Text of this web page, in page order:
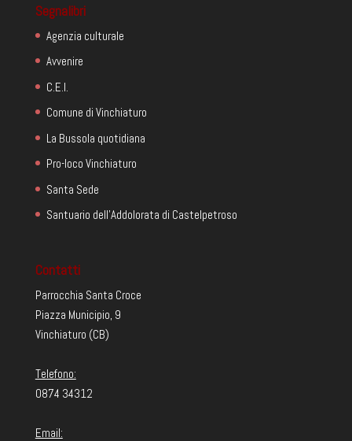
Segnalibri
Agenzia culturale
Avvenire
C.E.I.
Comune di Vinchiaturo
La Bussola quotidiana
Pro-loco Vinchiaturo
Santa Sede
Santuario dell'Addolorata di Castelpetroso
Contatti
Parrocchia Santa Croce
Piazza Municipio, 9
Vinchiaturo (CB)
Telefono:
0874 34312
Email: